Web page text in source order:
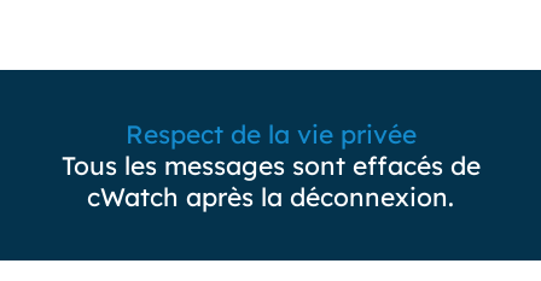
Respect de la vie privée
Tous les messages sont effacés de
cWatch après la déconnexion.